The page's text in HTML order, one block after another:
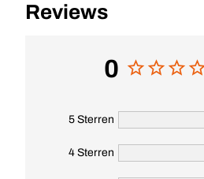
Reviews
0
5 Sterren
4 Sterren